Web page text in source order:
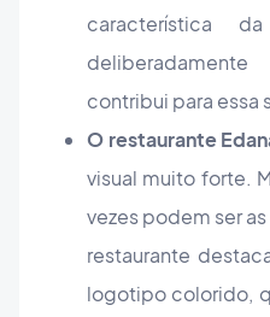
característica
contribui para essa
O restaurante
visual muito forte.
vezes podem ser
restaurante
logotipo colorido,